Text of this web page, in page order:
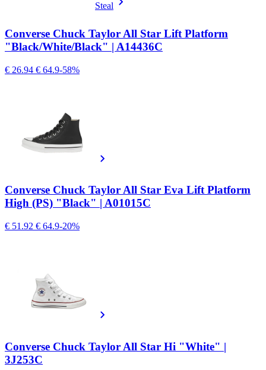
Steal
Converse Chuck Taylor All Star Lift Platform
"Black/White/Black" | A14436C
€ 26.94 € 64.9-58%
Converse Chuck Taylor All Star Eva Lift Platform
High (PS) "Black" | A01015C
€ 51.92 € 64.9-20%
Converse Chuck Taylor All Star Hi "White" |
3J253C